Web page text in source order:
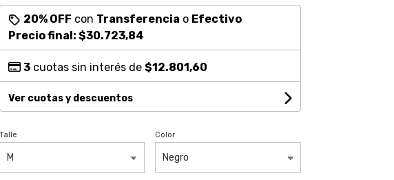
20% OFF con Transferencia o Efectivo
Precio final: $30.723,84
3cuotas sin interés de $12.801,60
Ver cuotas y descuentos
Talle Color